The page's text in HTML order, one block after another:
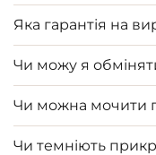
Яка гарантія на
Чи можу я
Чи можна мочити
Чи темніють